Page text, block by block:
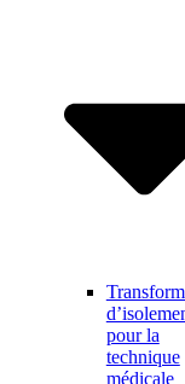
pour la
technique
médicale